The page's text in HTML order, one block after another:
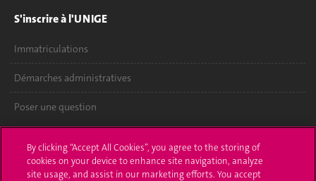
S'inscrire à l'UNIGE
Immatriculations
Démarches administratives
Poser une question
UNIGE Mobile
By clicking “Accept All Cookies”, you agree to the storing of
cookies on your device to enhance site navigation, analyze
site usage, and assist in our marketing efforts. You accept